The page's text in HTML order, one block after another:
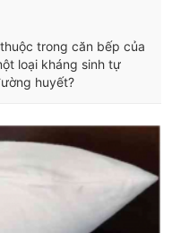
trong căn bếp của
loại kháng sinh tự
huyết?